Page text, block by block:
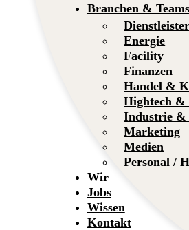
Branchen & Teams
Dienstleister
Energie
Facility
Finanzen
Handel &
Hightech &
Industrie &
Marketing
Medien
Personal /
Wir
Jobs
Wissen
Kontakt